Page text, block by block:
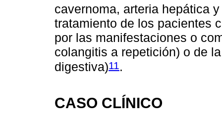
cavernoma, arteria hepática
tratamiento de los pacientes
por las manifestaciones o
colangitis a repetición) o de
digestiva)11 .
CASO CLÍNICO